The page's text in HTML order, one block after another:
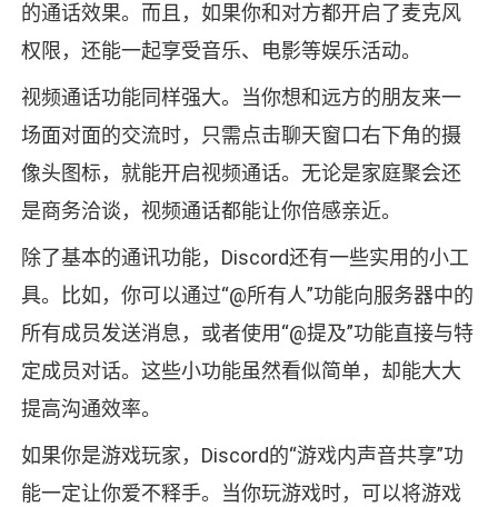
的通话效果。而且，如果你和对方都开启了麦克风
权限，还能一起享受音乐、电影等娱乐活动。
视频通话功能同样强大。当你想和远方的朋友来一
场面对面的交流时，只需点击聊天窗口右下角的摄
像头图标，就能开启视频通话。无论是家庭聚会还
是商务洽谈，视频通话都能让你倍感亲近。
除了基本的通讯功能，Discord还有一些实用的小工
具。比如，你可以通过“@所有人”功能向服务器中的
所有成员发送消息，或者使用“@提及”功能直接与特
定成员对话。这些小功能虽然看似简单，却能大大
提高沟通效率。
如果你是游戏玩家，Discord的“游戏内声音共享”功
能一定让你爱不释手。当你玩游戏时，可以将游戏